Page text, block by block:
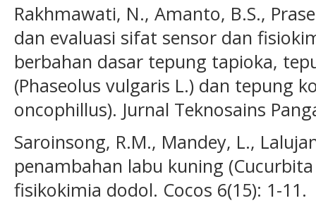
Rakhmawati, N., Amanto, B.S.,
dan evaluasi sifat sensor dan
berbahan dasar tepung tapioka,
(Phaseolus vulgaris L.) dan tepung
oncophillus). Jurnal Teknosains
Saroinsong, R.M., Mandey, L.,
penambahan labu kuning
fisikokimia dodol. Cocos 6(15): 1-11.